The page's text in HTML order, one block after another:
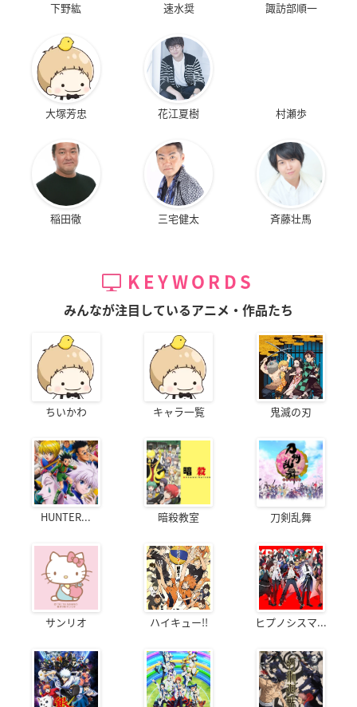
下野紘 速水奨 諏訪部順一
大塚芳忠 花江夏樹 村瀬歩
稲田徹 三宅健太 斉藤壮馬
KEYWORDS
みんなが注目しているアニメ・作品たち
ちいかわ キャラ一覧 鬼滅の刃
HUNTER... 暗殺教室 刀剣乱舞
サンリオ ハイキュー!! ヒプノシスマ...